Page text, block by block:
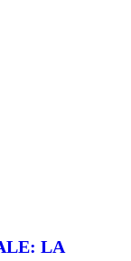
LA